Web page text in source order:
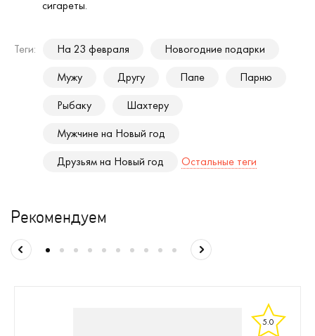
сигареты.
Теги: На 23 февраля
Новогодние подарки
Мужу
Другу Папе
Парню
Рыбаку
Шахтеру
Мужчине на Новый год
Друзьям на Новый год
Остальные теги
Рекомендуем
5.0